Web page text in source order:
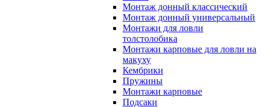
Монтаж донный классический
Монтаж донный универсальный
Монтажи для ловли
толстолобика
Монтажи карповые для ловли на
макуху
Кембрики
Пружины
Монтажи карповые
Подсаки